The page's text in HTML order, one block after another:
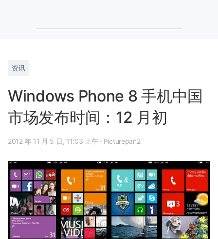
资讯
Windows Phone 8 手机中国
市场发布时间：12 月初
2012 年 11 月 5 日, 11:03 上午 · Picturepan2